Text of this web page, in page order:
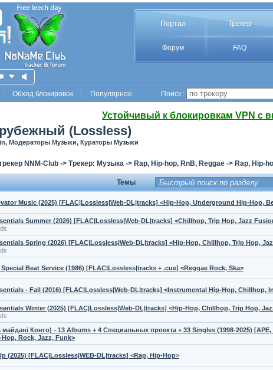
Портал Трекер
Форум FAQ
Обход блокировок Популярное Поиск :
Устойчивый к блокировкам VPN с
(Lossless)
Модераторы Музыки, Кураторы Музыки
NNM-Club-> Трекер: Музыка-> Rap, Hip-hop, RnB, Reggae-> Rap, Hip-
Темы
Music (2025) [FLAC|Lossless|Web-DL|tracks] <Hip-Hop, Underground Hip-Hop,
Summer (2026) [FLAC|Lossless|Web-DL|tracks] <Chillhop, Trip Hop, Jazz
Spring (2026) [FLAC|Lossless|Web-DL|tracks] <Hip-Hop, Chillhop, Trip Hop,
Beat Service (1986) [FLAC|Lossless|tracks + .cue] <Reggae Rock, Ska>
- Fall (2016) [FLAC|Lossless|Web-DL|tracks] <Instrumental Hip-Hop, Chillhop,
Winter (2025) [FLAC|Lossless|Web-DL|tracks] <Hip-Hop, Chillhop, Trip Hop,
Конго) - 13 Albums + 4 Специальных проекта + 33 Singles (1998-2025)
Rock, Jazz, Funk>
(2025) [FLAC|Lossless|WEB-DL|tracks] <Rap, Hip-Hop>